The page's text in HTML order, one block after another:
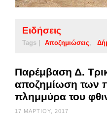
Ειδήσεις
Tags | Αποζημιώσεις
Παρέμβαση Δ.
αποζημίωση των
πλημμύρα του
17 ΜΑΡΤΊΟΥ, 2017